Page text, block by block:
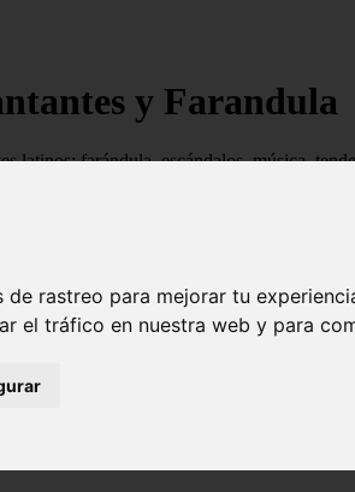
rastreo para mejorar tu
el tráfico en nuestra web y para
y Farandula
latinos: farándula, escándalos, música,